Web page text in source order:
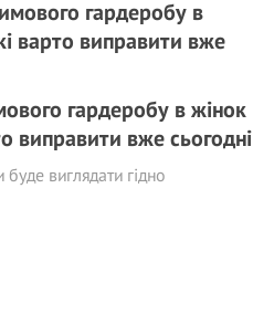
гардеробу в жінок
виправити вже сьогодні
виглядати гідно